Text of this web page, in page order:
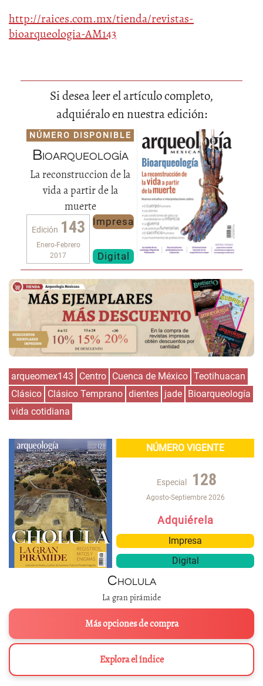
http://raices.com.mx/tienda/revistas-
bioarqueologia-AM143
Si desea leer el artículo completo,
adquiéralo en nuestra edición:
NÚMERO DISPONIBLE
Bioarqueología
La reconstruccion de la
vida a partir de la
muerte
Edición 143
Enero-Febrero
2017
Impresa
Digital
arqueomex143 Centro Cuenca de México Teotihuacan
Clásico Clásico Temprano dientes jade Bioarqueología
vida cotidiana
NÚMERO VIGENTE
Especial 128
Agosto-Septiembre 2026
Adquiérela
Impresa
Digital
Cholula
La gran pirámide
Más opciones de compra
Explora el índice